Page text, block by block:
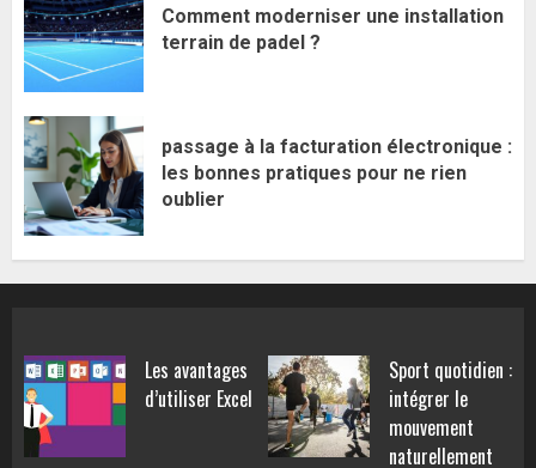
Comment moderniser une installation
terrain de padel ?
passage à la facturation électronique :
les bonnes pratiques pour ne rien
oublier
Les avantages
d’utiliser Excel
Sport quotidien :
intégrer le
mouvement
naturellement